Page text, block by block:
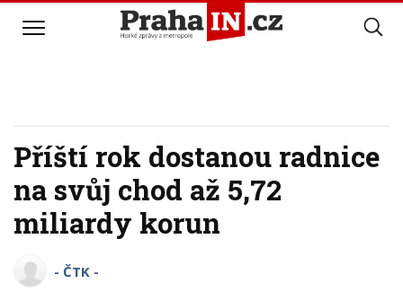
Příští rok dostanou radnice
na svůj chod až 5,72
miliardy korun
- ČTK -